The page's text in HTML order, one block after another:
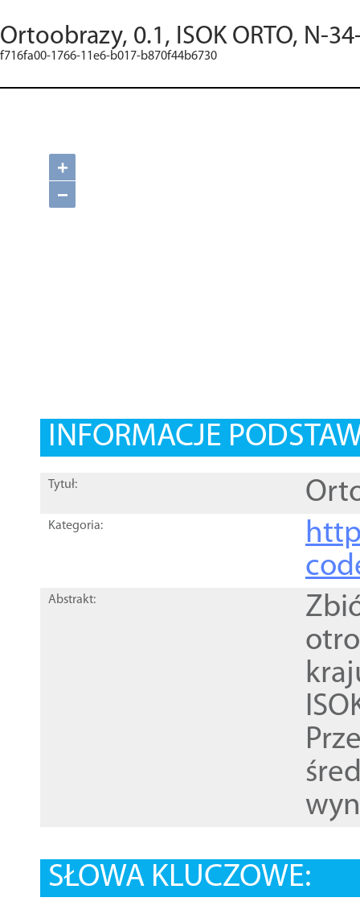
Ortoobrazy, 0.1, ISOK ORTO, N-
f716fa00-1766-11e6-b017-b870f44b6730
+
−
INFORMACJE
Tytuł:
Kategoria:
Abstrakt:
SŁOWA KLUCZOWE: